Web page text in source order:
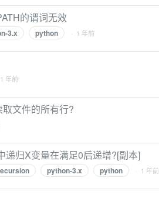
的谓词无效
3.x python · 1 年前
年前
文件的所有行?
递归X变量在满足0后递增?[副本]
python-3.x python · 1 年前